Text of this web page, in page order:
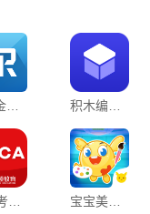
法询金融app最新版
宝宝美术涂鸦最新版